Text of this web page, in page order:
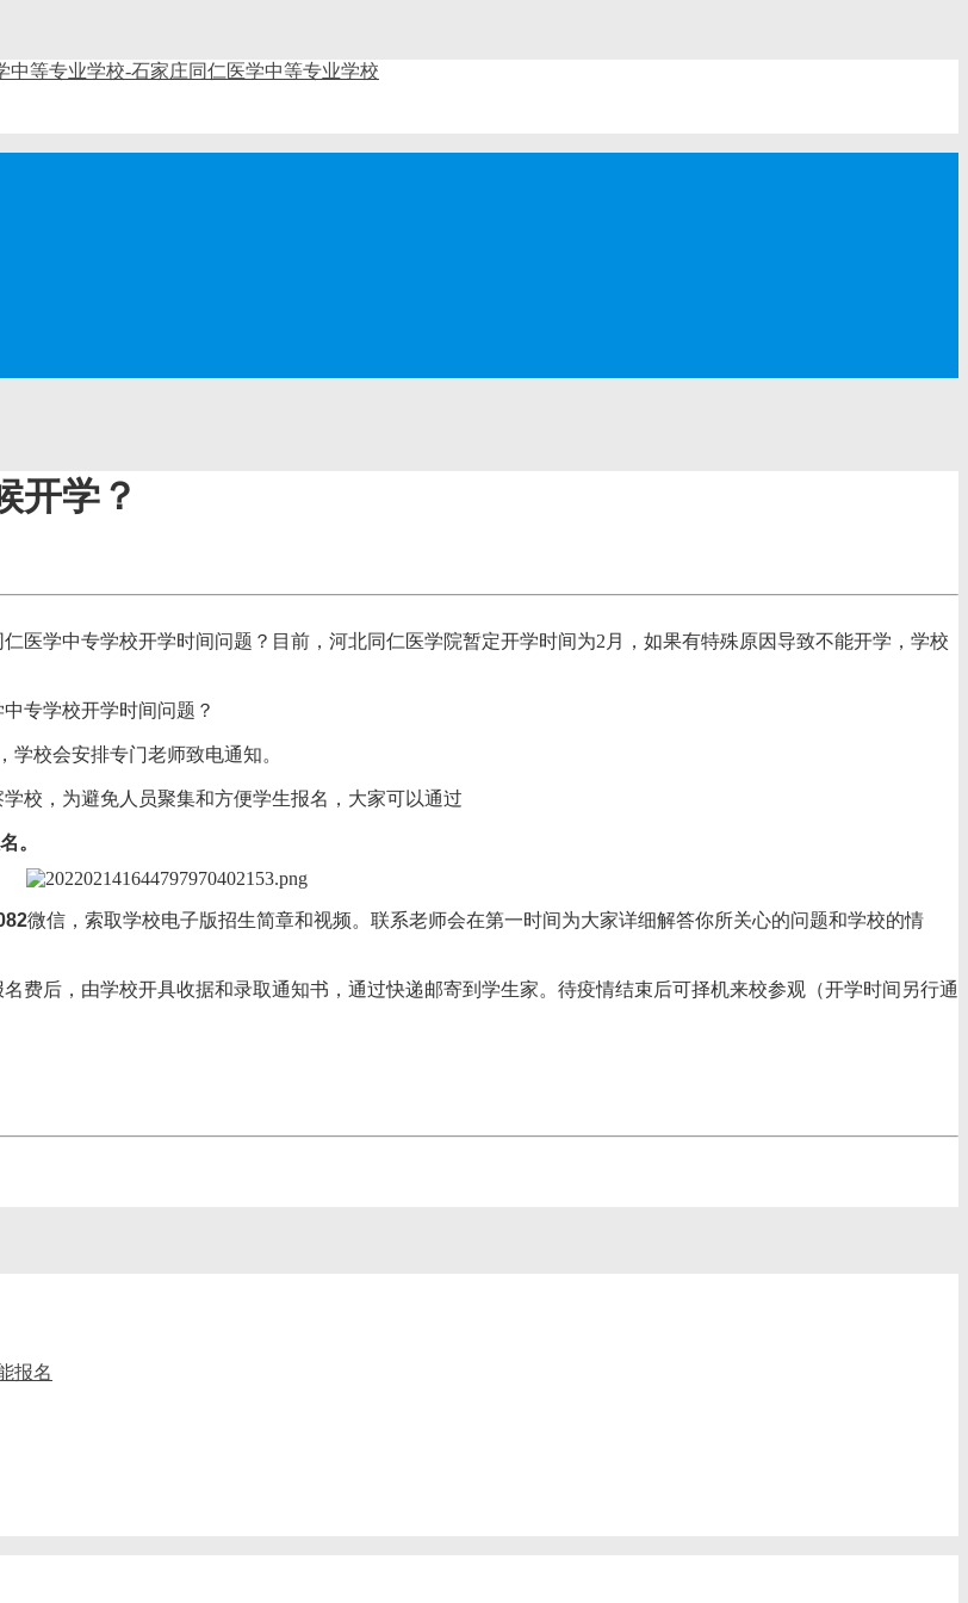
开学？
医学中专学校开学时间问题？目前，河北同仁医学院暂定开学时间为2月，如果有特殊原因导致不能开学，学校
专学校开学时间问题？
校会安排专门老师致电通知。
校，为避免人员聚集和方便学生报名，大家可以通过
。
微信，索取学校电子版招生简章和视频。联系老师会在第一时间为大家详细解答你所关心的问题和学校的情
后，由学校开具收据和录取通知书，通过快递邮寄到学生家。待疫情结束后可择机来校参观（开学时间另行通
报名